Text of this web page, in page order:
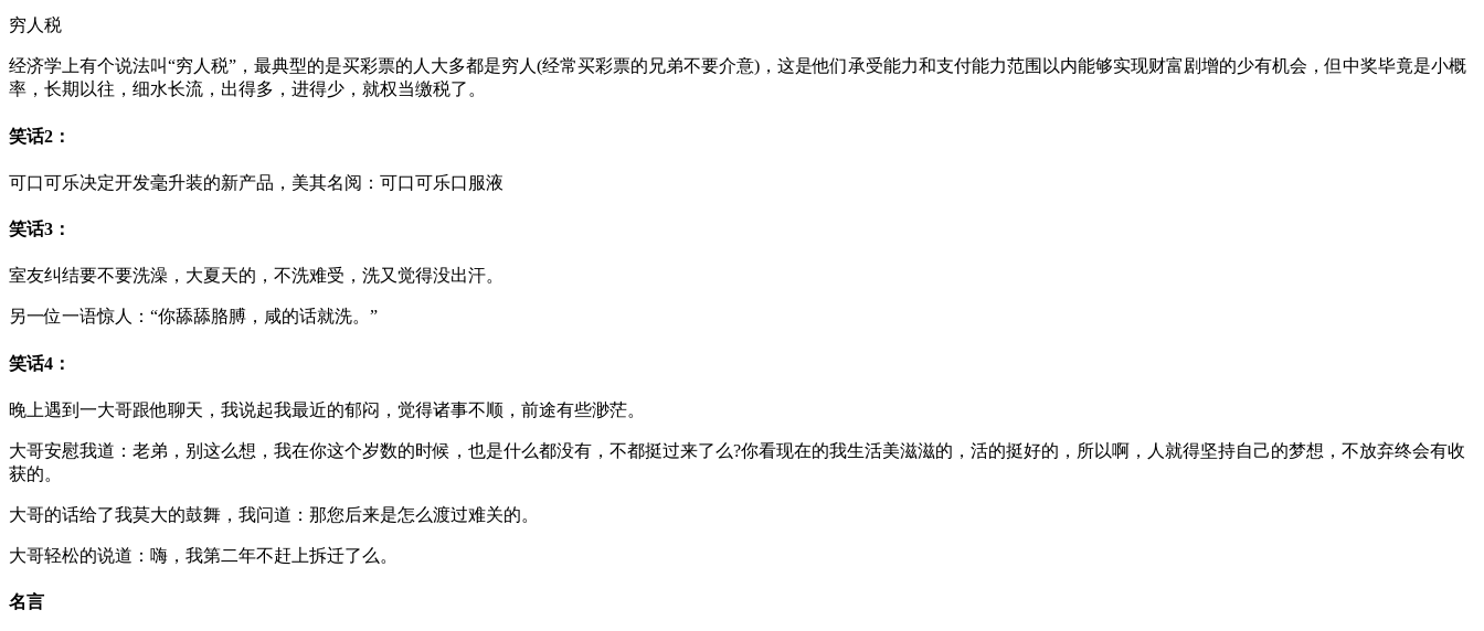
穷人税
经济学上有个说法叫“穷人税”，最典型的是买彩票的人大多都是穷人(经常买彩票的兄弟不要介意)，这是他们承受能力和支付能力范围以内能够实现财富剧增的少有机会，但中奖毕竟是小概
率，长期以往，细水长流，出得多，进得少，就权当缴税了。
笑话2：
可口可乐决定开发毫升装的新产品，美其名阅：可口可乐口服液
笑话3：
室友纠结要不要洗澡，大夏天的，不洗难受，洗又觉得没出汗。
另一位一语惊人：“你舔舔胳膊，咸的话就洗。”
笑话4：
晚上遇到一大哥跟他聊天，我说起我最近的郁闷，觉得诸事不顺，前途有些渺茫。
大哥安慰我道：老弟，别这么想，我在你这个岁数的时候，也是什么都没有，不都挺过来了么?你看现在的我生活美滋滋的，活的挺好的，所以啊，人就得坚持自己的梦想，不放弃终会有收
获的。
大哥的话给了我莫大的鼓舞，我问道：那您后来是怎么渡过难关的。
大哥轻松的说道：嗨，我第二年不赶上拆迁了么。
名言